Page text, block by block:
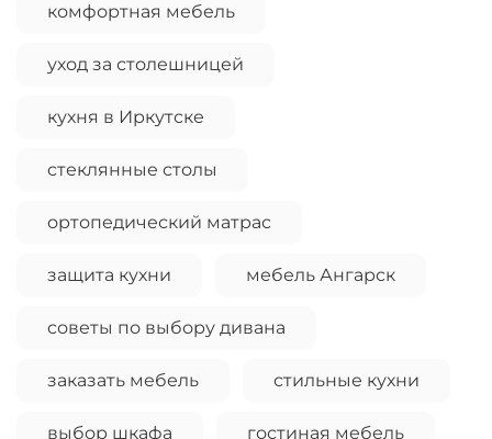
комфортная мебель
уход за столешницей
кухня в Иркутске
стеклянные столы
ортопедический матрас
защита кухни мебель Ангарск
советы по выбору дивана
заказать мебель стильные кухни
выбор шкафа гостиная мебель